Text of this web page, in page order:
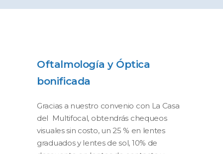
Oftalmología y Óptica
bonificada
Gracias a nuestro convenio con La Casa
del Multifocal, obtendrás chequeos
visuales sin costo, un 25 % en lentes
graduados y lentes de sol, 10% de